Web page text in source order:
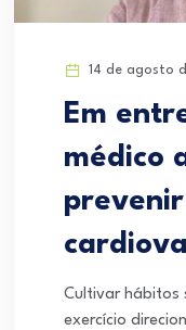
14 de agosto
Em
médico
Cultivar hábitos
exercício